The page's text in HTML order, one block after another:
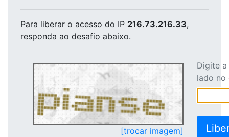
Para liberar o acesso do IP 216.73.216.33,
responda ao desafio abaixo.
[trocar imagem]
Digite
lado no